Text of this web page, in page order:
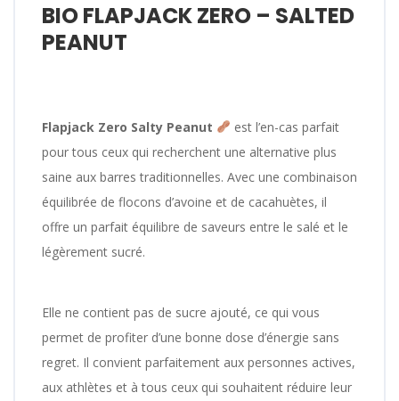
BIO FLAPJACK ZERO – SALTED
PEANUT
Flapjack Zero Salty Peanut
est l’en-cas parfait
pour tous ceux qui recherchent une alternative plus
saine aux barres traditionnelles. Avec une combinaison
équilibrée de flocons d’avoine et de cacahuètes, il
offre un parfait équilibre de saveurs entre le salé et le
légèrement sucré.
Elle ne contient pas de sucre ajouté, ce qui vous
permet de profiter d’une bonne dose d’énergie sans
regret. Il convient parfaitement aux personnes actives,
aux athlètes et à tous ceux qui souhaitent réduire leur